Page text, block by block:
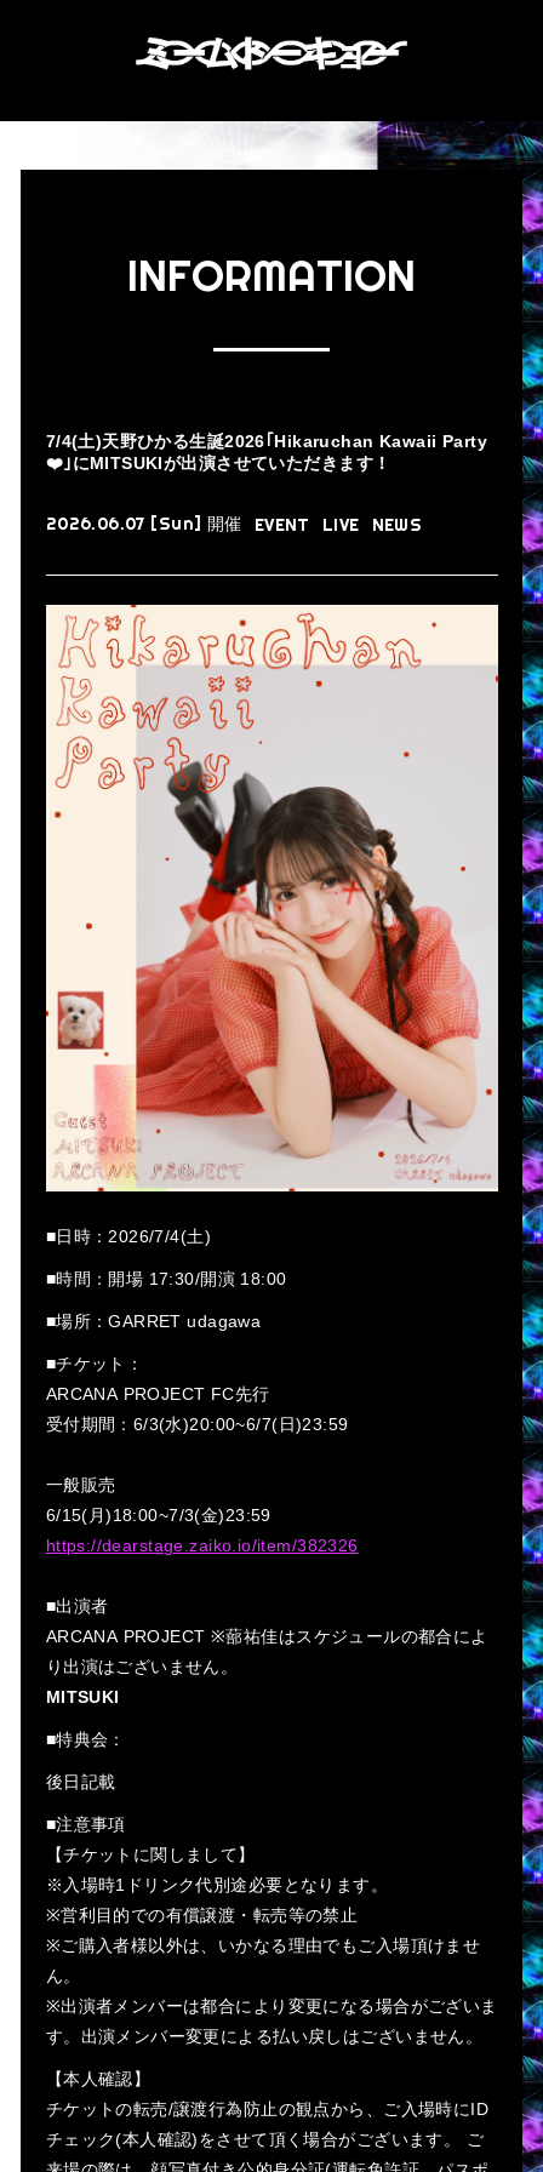
INFORMATION
7/4(土)天野ひかる生誕2026｢Hikaruchan Kawaii Party
❤️｣にMITSUKIが出演させていただきます！
2026.06.07 [Sun] 開催 EVENT LIVE NEWS
■日時：2026/7/4(土)
■時間：開場 17:30/開演 18:00
■場所：GARRET udagawa
■チケット：
ARCANA PROJECT FC先行
受付期間：6/3(水)20:00~6/7(日)23:59
一般販売
6/15(月)18:00~7/3(金)23:59
https://dearstage.zaiko.io/item/382326
■出演者
ARCANA PROJECT ※蔀祐佳はスケジュールの都合によ
り出演はございません。
MITSUKI
■特典会：
後日記載
■注意事項
【チケットに関しまして】
※入場時1ドリンク代別途必要となります。
※営利目的での有償譲渡・転売等の禁止
※ご購入者様以外は、いかなる理由でもご入場頂けませ
ん。
※出演者メンバーは都合により変更になる場合がございま
す。出演メンバー変更による払い戻しはございません。
【本人確認】
チケットの転売/譲渡行為防止の観点から、ご入場時にID
チェック(本人確認)をさせて頂く場合がございます。 ご